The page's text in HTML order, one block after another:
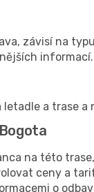
závisí na
informací.
a trase
na této
ceny a
o